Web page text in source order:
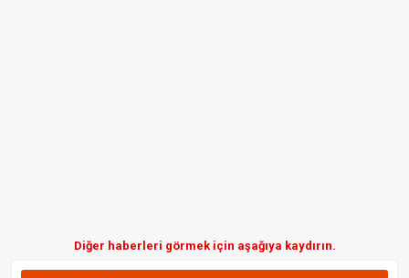
Diğer haberleri görmek için aşağıya kaydırın.